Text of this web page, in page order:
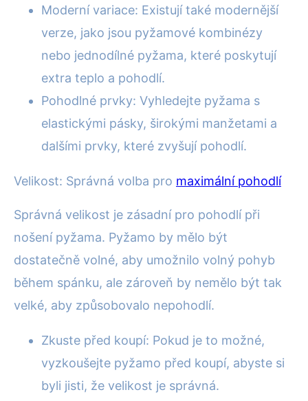
Moderní variace: Existují také modernější
verze, jako jsou pyžamové kombinézy
nebo jednodílné pyžama, které poskytují
extra teplo a pohodlí.
Pohodlné prvky: Vyhledejte pyžama s
elastickými pásky, širokými manžetami a
dalšími prvky, které zvyšují pohodlí.
Velikost: Správná volba pro maximální pohodlí
Správná velikost je zásadní pro pohodlí při
nošení pyžama. Pyžamo by mělo být
dostatečně volné, aby umožnilo volný pohyb
během spánku, ale zároveň by nemělo být tak
velké, aby způsobovalo nepohodlí.
Zkuste před koupí: Pokud je to možné,
vyzkoušejte pyžamo před koupí, abyste si
byli jisti, že velikost je správná.